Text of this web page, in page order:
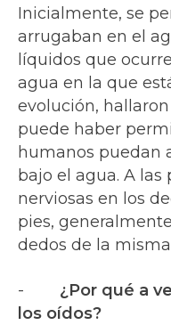
Inicialmente, se
arrugaban en el
líquidos que
agua en la que
evolución,
puede haber
humanos puedan
bajo el agua. A las
nerviosas en los
pies,
dedos de la
- ¿Por qué a
los oídos?